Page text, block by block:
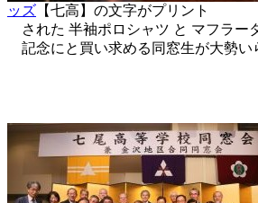
ッズ 【七高】の文字がプリント
された 半袖ポロシャツ と マフラー
記念にと買い求める同窓生が大勢い